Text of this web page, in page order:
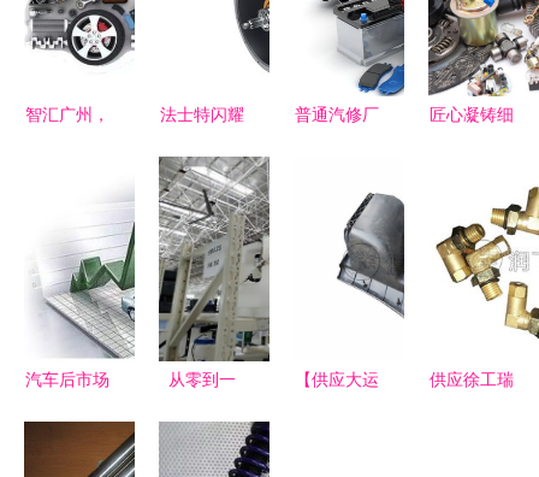
智汇广州，
八届中国汽
配大会暨汽
车零部件展
全景洞察
法士特闪耀
国际汽车零
部件大会，
彰显中国智
造硬核实力
普通汽修厂
厂件的区别
及使用建议
匠心凝铸细
汽车零配件
之美
汽车后市场
撞擦出新思
从零到一
通MAXUS
【供应大运
供应徐工瑞